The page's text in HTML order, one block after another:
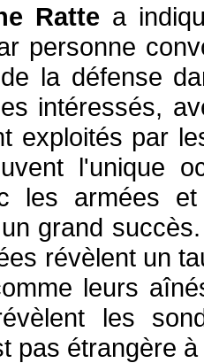
Ratte a
personne
la défense
intéressés,
exploités par
l'unique
les armées
grand
révèlent un
leurs
les
pas étrangère